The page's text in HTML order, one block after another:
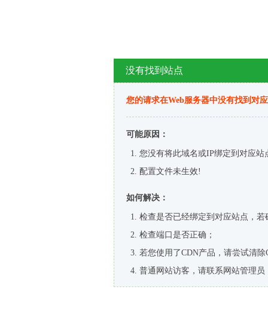
没有找到站点
您的请求在Web服务器中没有找到对
可能原因：
您没有将此域名或IP绑定到对应站
配置文件未生效!
如何解决：
检查是否已经绑定到对应站点，
检查端口是否正确；
若您使用了CDN产品，请尝试清除
普通网站访客，请联系网站管理员